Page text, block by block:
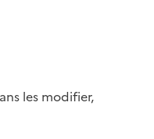
les modifier,